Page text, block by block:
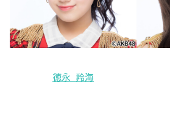
徳永 羚海